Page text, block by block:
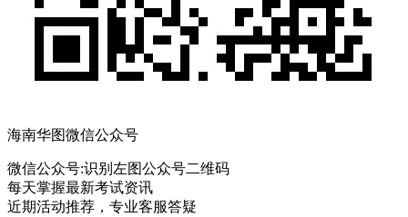
海南华图微信公众号
微信公众号:识别左图公众号二维码
每天掌握最新考试资讯
近期活动推荐，专业客服答疑